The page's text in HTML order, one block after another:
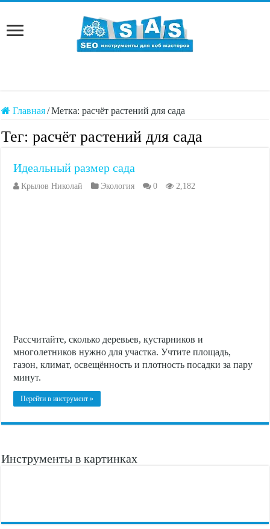
Главная/Метка:расчёт растений для сада
Тег:расчёт растений для сада
Идеальный размер сада
Крылов Николай Экология 0 2,182
Рассчитайте, сколько деревьев, кустарников и
многолетников нужно для участка. Учтите площадь,
газон, климат, освещённость и плотность посадки за пару
минут.
Перейти в инструмент »
Инструменты в картинках